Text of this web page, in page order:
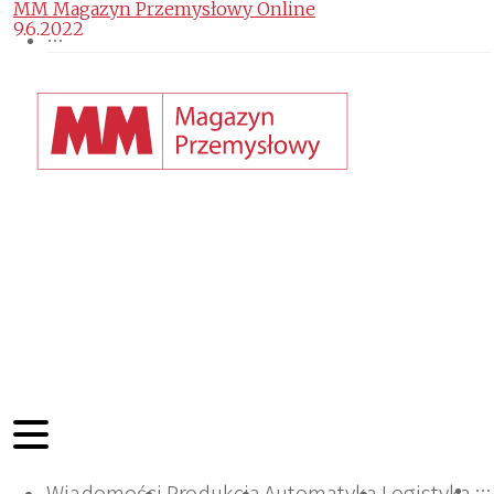
MM Magazyn Przemysłowy Online
9.6.2022